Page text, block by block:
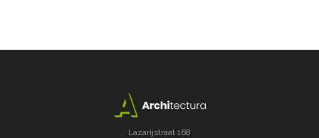
Lazarijstraat 168